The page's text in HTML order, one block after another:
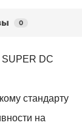
0
DC
стандарту
на